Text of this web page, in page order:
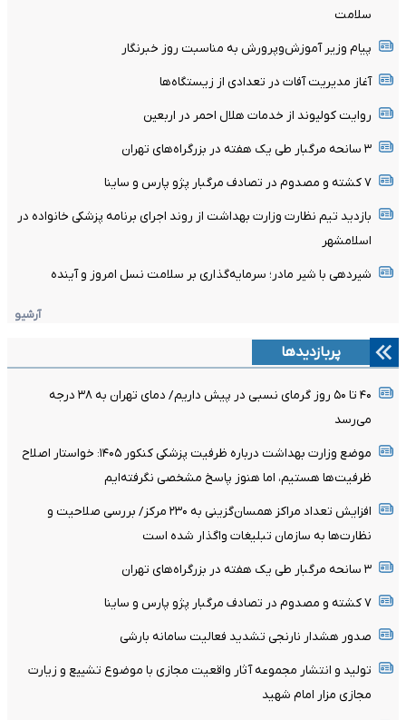
سلامت
پیام وزیر آموزش‌وپرورش به مناسبت روز خبرنگار
آغاز مدیریت آفات در تعدادی از زیستگاه‌ها
روایت کولیوند از خدمات هلال احمر در اربعین
۳ سانحه مرگبار طی یک هفته در بزرگراه‌های تهران
۷ کشته و مصدوم در تصادف مرگبار پژو پارس و ساینا
بازدید تیم نظارت وزارت بهداشت از روند اجرای برنامه پزشکی خانواده در
اسلامشهر
شیردهی با شیر مادر؛ سرمایه‌گذاری بر سلامت نسل امروز و آینده
آرشیو
پربازدیدها
۴۰ تا ۵۰ روز گرمای نسبی در پیش داریم/ دمای تهران به ۳۸ درجه
می‌رسد
موضع وزارت بهداشت درباره ظرفیت پزشکی کنکور ۱۴۰۵: خواستار اصلاح
ظرفیت‌ها هستیم، اما هنوز پاسخ مشخصی نگرفته‌ایم
افزایش تعداد مراکز همسان‌گزینی به ۲۳۰ مرکز/ بررسی صلاحیت و
نظارت‌ها به سازمان تبلیغات واگذار شده است
۳ سانحه مرگبار طی یک هفته در بزرگراه‌های تهران
۷ کشته و مصدوم در تصادف مرگبار پژو پارس و ساینا
صدور هشدار نارنجی تشدید فعالیت سامانه بارشی
تولید و انتشار مجموعه آثار واقعیت مجازی با موضوع تشییع و زیارت
مجازی مزار امام شهید